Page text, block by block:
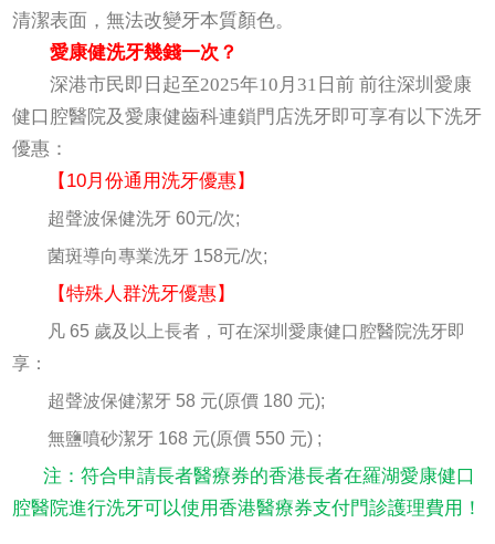
清潔表面，無法改變牙本質顏色。
愛康健洗牙幾錢一次？
深港市民即日起至2025年10月31日前 前往深圳愛康
健口腔醫院及愛康健齒科連鎖門店洗牙即可享有以下洗牙
優惠：
【10月份通用洗牙優惠】
超聲波保健洗牙 60元/次;
菌斑導向專業洗牙 158元/次;
【特殊人群洗牙優惠】
凡 65 歲及以上長者，可在深圳愛康健口腔醫院洗牙即
享：
超聲波保健潔牙 58 元(原價 180 元);
無鹽噴砂潔牙 168 元(原價 550 元) ;
注：符合申請長者醫療券的香港長者在羅湖愛康健口
腔醫院進行洗牙可以使用香港醫療券支付門診護理費用！